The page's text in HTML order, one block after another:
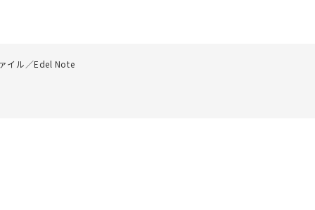
イル／Edel Note